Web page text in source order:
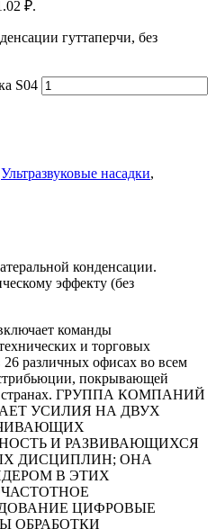
₽.
гуттаперчи, без
S04
Ультразвуковые насадки,
конденсации.
эффекту (без
команды
и торговых
различных офисах во всем
покрывающей
странах. ГРУППА КОМПАНИЙ
УСИЛИЯ НА ДВУХ
И РАЗВИВАЮЩИХСЯ
ДИСЦИПЛИН; ОНА
В ЭТИХ
ЦИФРОВЫЕ
ОБРАБОТКИ